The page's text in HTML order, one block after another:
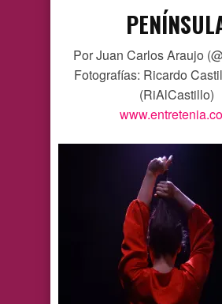
Por Juan Carlos Araujo
Fotografías: Ricardo
(RiAlCastillo)